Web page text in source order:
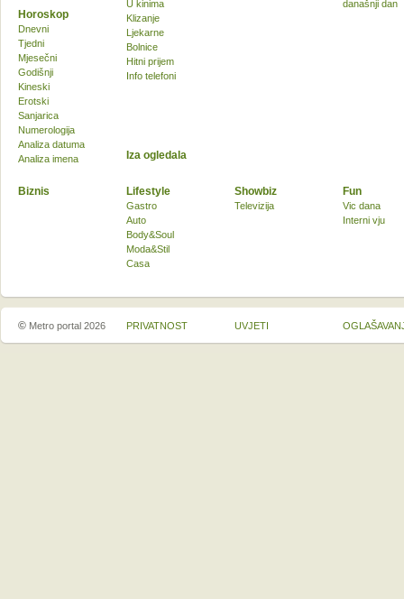
U kinima
Klizanje
Ljekarne
Bolnice
Hitni prijem
Info telefoni
današnji dan
Biznis Lifestyle
Gastro
Auto
Body&Soul
Moda&Stil
Casa
Showbiz
Televizija
Fun
Vic dana
Interni vju
Horoskop
Dnevni
Tjedni
Mjesečni
Godišnji
Kineski
Erotski
Sanjarica
Numerologija
Analiza datuma
Analiza imena
Iza ogledala
© Metro portal 2026 PRIVATNOST UVJETI